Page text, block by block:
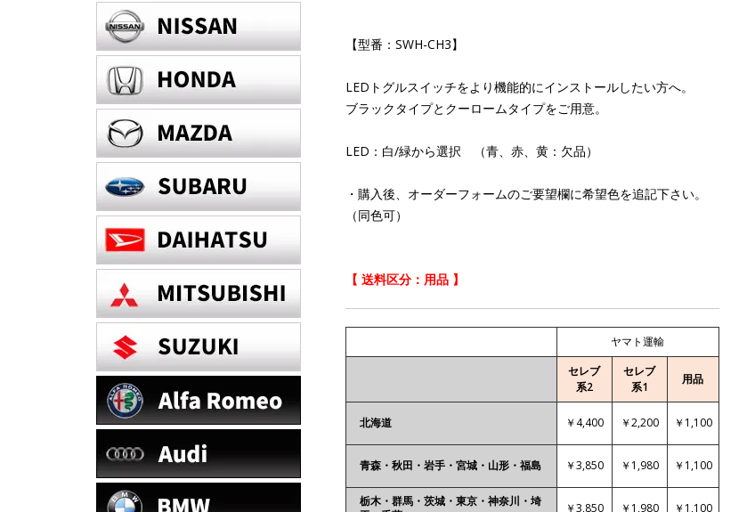
【型番：SWH-CH3】
LEDトグルスイッチをより機能的にインストールしたい方へ。
ブラックタイプとクーロームタイプをご用意。
LED：白/緑から選択 （青、赤、黄：欠品）
・購入後、オーダーフォームのご要望欄に希望色を追記下さい。
（同色可）
【 送料区分：用品 】
ヤマト運輸
セレブ
系2
セレブ
系1
用品
北海道 ￥4,400 ￥2,200 ￥1,100
青森・秋田・岩手・宮城・山形・福島 ￥3,850 ￥1,980 ￥1,100
栃木・群馬・茨城・東京・神奈川・埼
￥3,850 ￥1,980 ￥1,100